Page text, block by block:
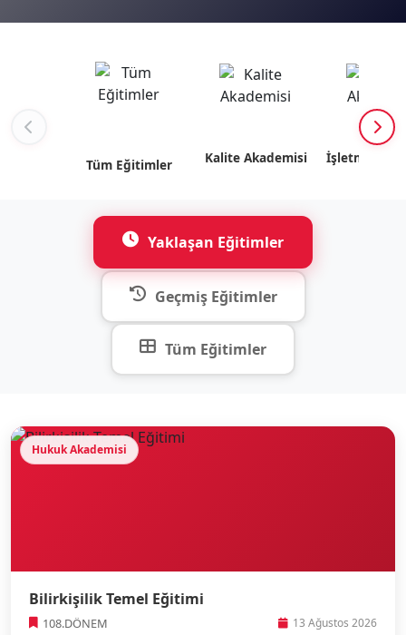
Tüm Eğitimler Kalite Akademisi İşletme
Yaklaşan Eğitimler
Geçmiş Eğitimler
Tüm Eğitimler
Hukuk Akademisi
Bilirkişilik Temel Eğitimi
108.DÖNEM 13 Ağustos 2026